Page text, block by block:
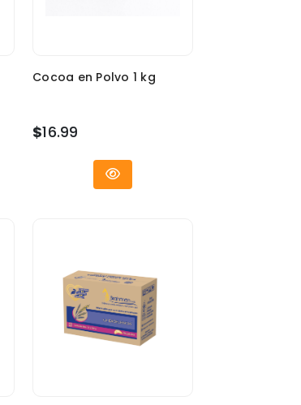
Cocoa en Polvo 1 kg
$16.99